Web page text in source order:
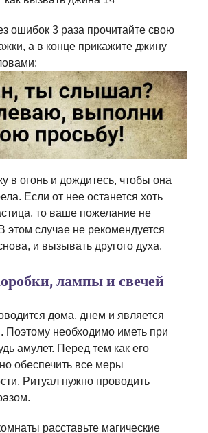
ошибок 3 раза прочитайте свою
а в конце прикажите джину
в огонь и дождитесь, чтобы она
Если от нее останется хоть
то ваше пожелание не
этом случае не рекомендуется
и вызывать другого духа.
лампы и свечей
дома, днем и является
Поэтому необходимо иметь при
амулет. Перед тем как его
обеспечить все меры
Ритуал нужно проводить
расставьте магические